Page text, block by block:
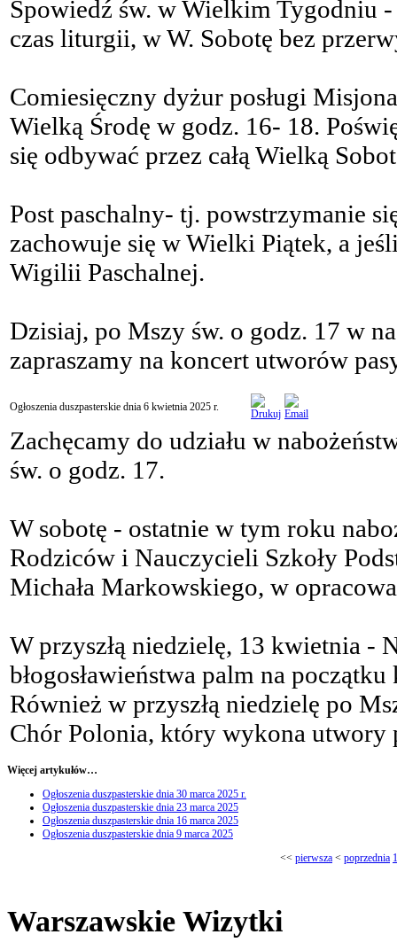
Spowiedź św. w Wielkim Tygodniu
czas liturgii, w W. Sobotę bez
Comiesięczny dyżur posługi
Wielką Środę w godz. 16- 18.
się odbywać przez całą Wielką
Post paschalny- tj. powstrzymanie
zachowuje się w Wielki Piątek, a
Wigilii Paschalnej.
Dzisiaj, po Mszy św. o godz. 17 w
zapraszamy na koncert utworów
Ogłoszenia duszpasterskie dnia 6 kwietnia 2025 r.
Zachęcamy do udziału w
św. o godz. 17.
W sobotę - ostatnie w tym roku
Rodziców i Nauczycieli Szkoły
Michała Markowskiego, w
W przyszłą niedzielę, 13 kwietnia -
błogosławieństwa palm na
Również w przyszłą niedzielę po
Chór Polonia, który wykona utwory
Więcej artykułów…
Ogłoszenia duszpasterskie dnia 30 marca 2025 r.
Ogłoszenia duszpasterskie dnia 23 marca 2025
Ogłoszenia duszpasterskie dnia 16 marca 2025
Ogłoszenia duszpasterskie dnia 9 marca 2025
<< pierwsza < poprzednia
Warszawskie Wizytki